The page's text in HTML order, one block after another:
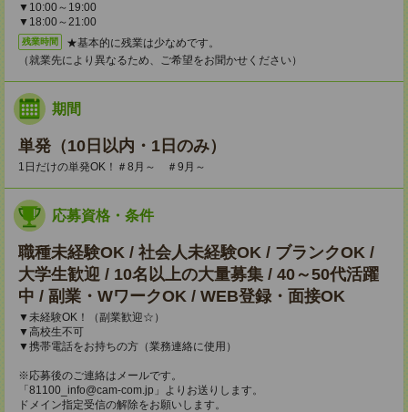
▼10:00～19:00
▼18:00～21:00
残業時間
★基本的に残業は少なめです。
（就業先により異なるため、ご希望をお聞かせください）
期間
単発（10日以内・1日のみ）
1日だけの単発OK！＃8月～ ＃9月～
応募資格・条件
職種未経験OK / 社会人未経験OK / ブランクOK /
大学生歓迎 / 10名以上の大量募集 / 40～50代活躍
中 / 副業・WワークOK / WEB登録・面接OK
▼未経験OK！（副業歓迎☆）
▼高校生不可
▼携帯電話をお持ちの方（業務連絡に使用）
※応募後のご連絡はメールです。
「81100_info@cam-com.jp」よりお送りします。
ドメイン指定受信の解除をお願いします。